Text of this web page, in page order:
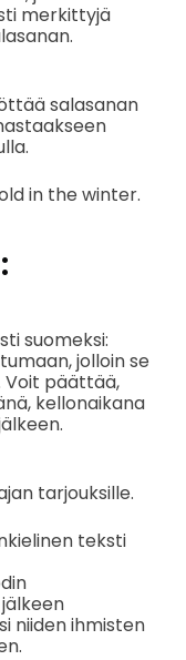
merkittyjä
salasanan
in the winter.
suomeksi:
jolloin se
Voit päättää,
kellonaikana
tarjouksille.
teksti
niiden ihmisten